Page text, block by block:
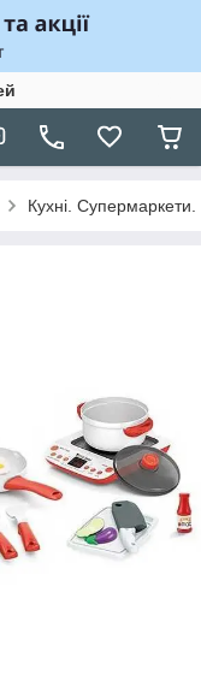
Кухні. Супермаркети.